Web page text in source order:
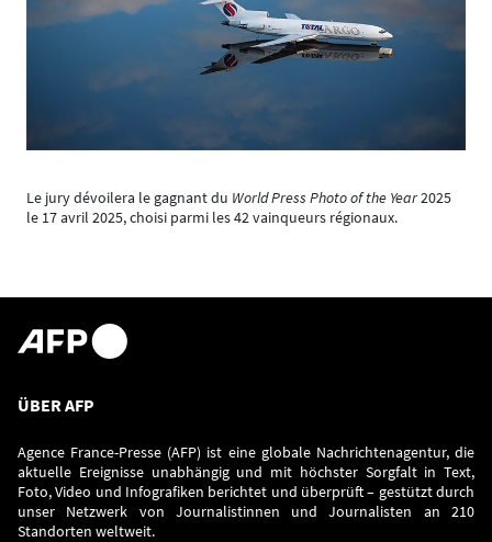
Le jury dévoilera le gagnant du World Press Photo of the Year2025
le 17 avril 2025, choisi parmi les 42 vainqueurs régionaux.
ÜBER AFP
Agence France-Presse (AFP) ist eine globale Nachrichtenagentur, die
aktuelle Ereignisse unabhängig und mit höchster Sorgfalt in Text,
Foto, Video und Infografiken berichtet und überprüft – gestützt durch
unser Netzwerk von Journalistinnen und Journalisten an 210
Standorten weltweit.